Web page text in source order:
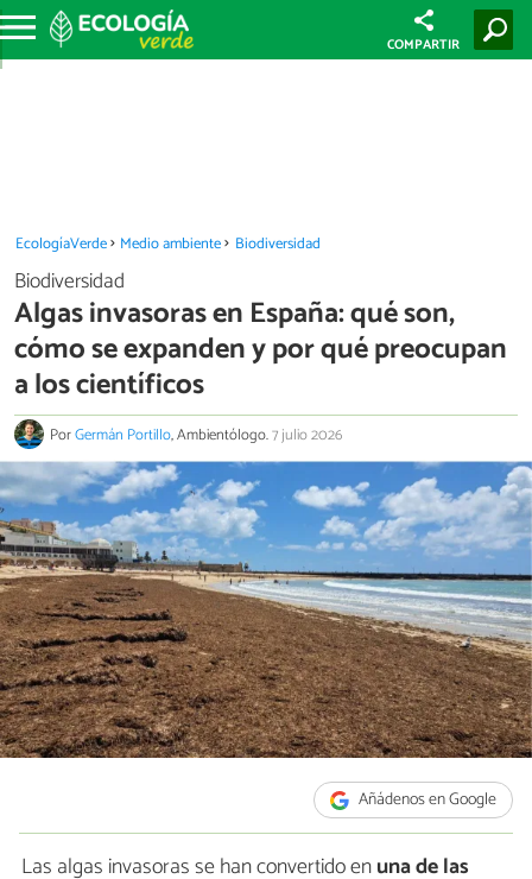
COMPARTIR
EcologíaVerde Medio ambiente Biodiversidad
Biodiversidad
Algas invasoras en España: qué son,
cómo se expanden y por qué preocupan
a los científicos
PorGermán Portillo, Ambientólogo.7 julio 2026
Añádenos en Google
Las algas invasoras se han convertido enuna de las